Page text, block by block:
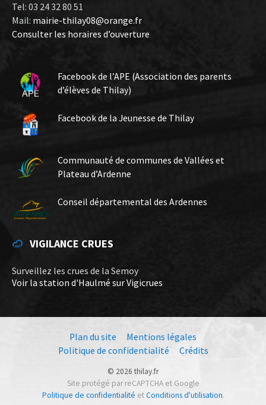
Tel: 03 24 32 80 51
Mail: mairie-thilay08@orange.fr
Consulter les horaires d’ouverture
Facebook de l’APE (Association des parents
d’élèves de Thilay)
Facebook de la Jeunesse de Thilay
Communauté de communes de Vallées et
Plateau d’Ardenne
Conseil départemental des Ardennes
VIGILANCE CRUES
Surveillez les crues de la Semoy
Voir la station d'Haulmé sur Vigicrues
Plan du site
Mentions légales
Politique de confidentialité
Crédits
© 2026 thilay.fr
Site protégé par reCAPTCHA et Google
Politique de confidentialité etConditions d'utilisation.